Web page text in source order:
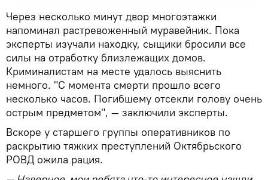
Через несколько минут двор многоэтажки
напоминал растревоженный муравейник. Пока
эксперты изучали находку, сыщики бросили все
силы на отработку близлежащих домов.
Криминалистам на месте удалось выяснить
немного. "С момента смерти прошло всего
несколько часов. Погибшему отсекли голову очень
острым предметом", — заключили эксперты.
Вскоре у старшего группы оперативников по
раскрытию тяжких преступлений Октябрьского
РОВД ожила рация.